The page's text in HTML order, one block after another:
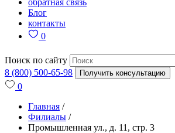
обратная связь
Блог
контакты
0
Поиск по сайту
8 (800) 500-65-98
Получить консультацию
0
Главная /
Филиалы /
Промышленная ул., д. 11, стр. 3